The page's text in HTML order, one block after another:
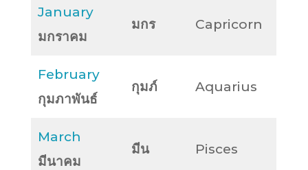
January
มกราคม
มกร Capricorn
February
กุมภาพันธ์
กุมภ์ Aquarius
March
มีนาคม
มีน Pisces